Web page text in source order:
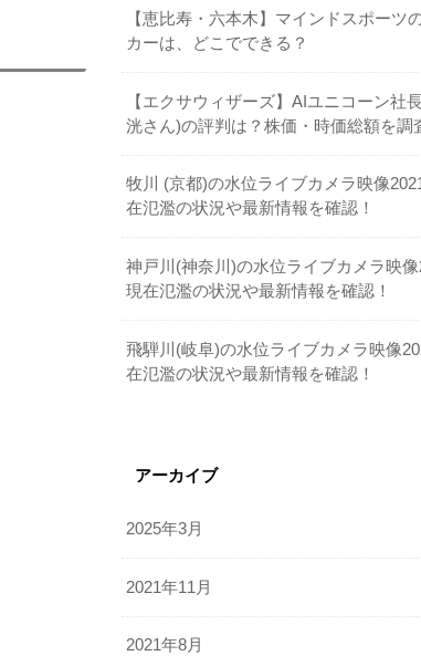
【恵比寿・六本木】マインドスポーツ
カーは、どこでできる？
【エクサウィザーズ】AIユニコーン社
洸さん)の評判は？株価・時価総額を調
牧川 (京都)の水位ライブカメラ映像
在氾濫の状況や最新情報を確認！
神戸川(神奈川)の水位ライブカメラ映像
現在氾濫の状況や最新情報を確認！
飛騨川(岐阜)の水位ライブカメラ映像
在氾濫の状況や最新情報を確認！
アーカイブ
2025年3月
2021年11月
2021年8月